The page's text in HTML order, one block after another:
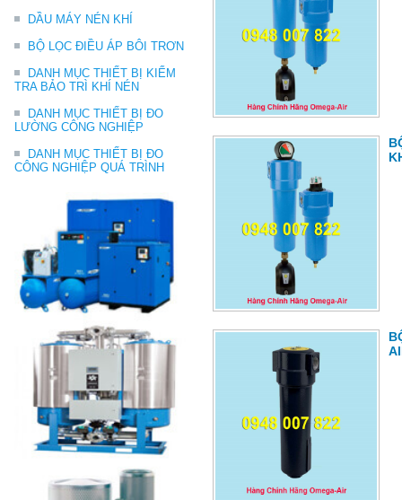
DẦU MÁY NÉN KHÍ
BỘ LỌC ĐIỀU ÁP BÔI TRƠN
DANH MỤC THIẾT BỊ KIỂM
TRA BẢO TRÌ KHÍ NÉN
DANH MỤC THIẾT BỊ ĐO
LƯỜNG CÔNG NGHIỆP
DANH MỤC THIẾT BỊ ĐO
CÔNG NGHIỆP QUÁ TRÌNH